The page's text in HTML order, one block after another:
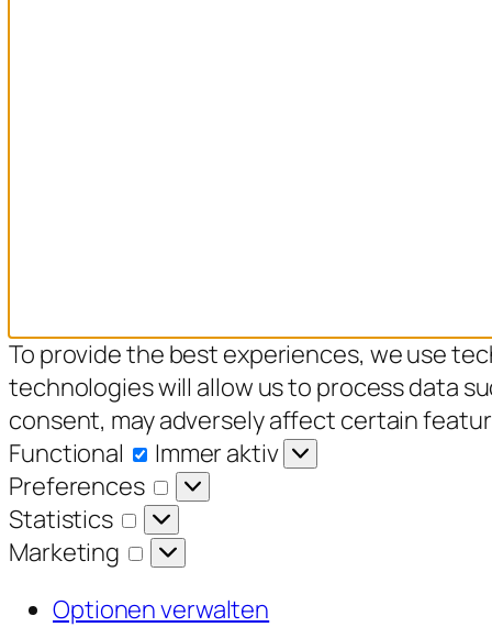
To provide the best experiences, we use
technologies will allow us to process data
consent, may adversely affect certain
Functional
Functional
Immer aktiv
Preferences
Preferences
Statistics
Statistics
Marketing
Marketing
Optionen verwalten